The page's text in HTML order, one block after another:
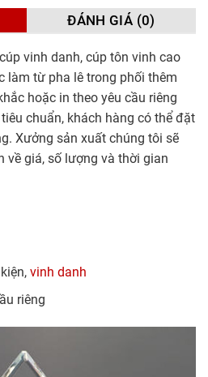
ĐÁNH GIÁ (0)
vinh danh, cúp tôn vinh cao
làm từ pha lê trong phối thêm
hoặc in theo yêu cầu riêng
chuẩn, khách hàng có thể đặt
Xưởng sản xuất chúng tôi sẽ
về giá, số lượng và thời gian
vinh danh
riêng